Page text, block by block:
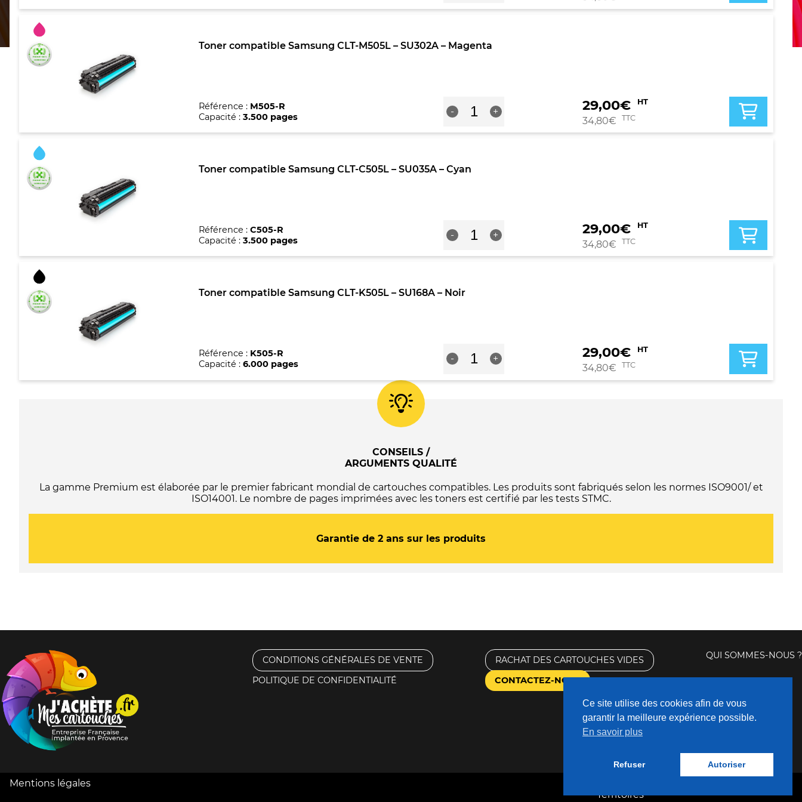
compatible
Y505L
Toner compatible Samsung CLT-M505L – SU302A – Magenta
Référence : M505-R
Capacité :3.500 pages -
de
compatible
M505L
+ 29,00€ HT
34,80€ TTC
Toner compatible Samsung CLT-C505L – SU035A – Cyan
Référence :C505-R
Capacité :3.500 pages -
de
compatible
C505L
+ 29,00€ HT
34,80€ TTC
Toner compatible Samsung CLT-K505L – SU168A – Noir
Référence : K505-R
Capacité :6.000 pages -
de
compatible
+ 29,00€ HT
34,80€ TTC
CONSEILS /
ARGUMENTS QUALITÉ
La gamme Premium est élaborée par le premier fabricant mondial de cartouches compatibles. Les produits sont fabriqués selon les normes ISO9001/ et
ISO14001. Le nombre de pages imprimées avec les toners est certifié par les tests STMC.
Garantie de 2 ans sur les produits
CONDITIONS GÉNÉRALES DE VENTE
POLITIQUE DE CONFIDENTIALITÉ
RACHAT DES CARTOUCHES VIDES
CONTACTEZ-NOUS
QUI SOMMES-NOUS ?
Mentions légales
Territoires
Ce site utilise des cookies afin de vous
garantir la meilleure expérience possible.
En savoir plus
Refuser Autoriser